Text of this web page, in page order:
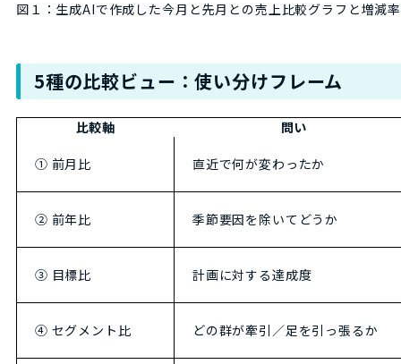
図１：生成AIで作成した今月と先月との売上比較グラフと増減
5種の比較ビュー：使い分けフレーム
比較軸 問い
① 前月比 直近で何が変わったか
② 前年比 季節要因を除いてどうか
③ 目標比 計画に対する達成度
④ セグメント比 どの群が牽引／足を引っ張るか